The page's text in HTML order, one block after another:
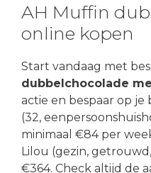
AH Muffin
online kopen
Start vandaag met
dubbelchocolade
actie en bespaar op je
(32,
minimaal €84 per
Lilou (gezin,
€364. Check altijd de